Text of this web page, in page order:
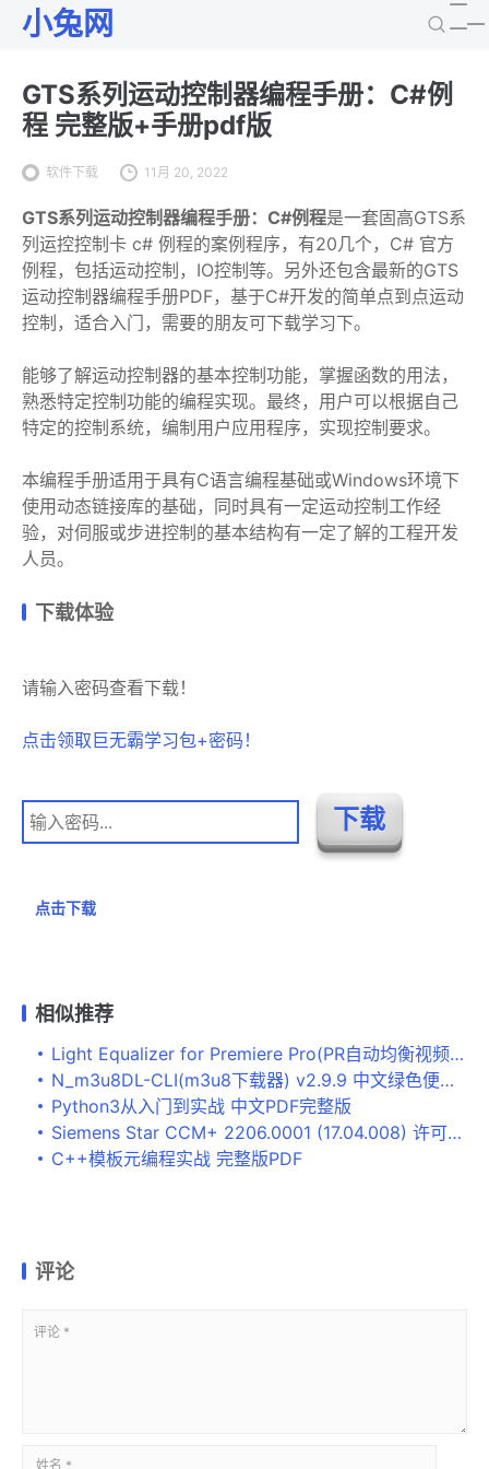
小兔网
GTS系列运动控制器编程手册：C#例
程 完整版+手册pdf版
软件下载 11月 20, 2022
GTS系列运动控制器编程手册：C#例程是一套固高GTS系
列运控控制卡 c# 例程的案例程序，有20几个，C# 官方
例程，包括运动控制，IO控制等。另外还包含最新的GTS
运动控制器编程手册PDF，基于C#开发的简单点到点运动
控制，适合入门，需要的朋友可下载学习下。
能够了解运动控制器的基本控制功能，掌握函数的用法，
熟悉特定控制功能的编程实现。最终，用户可以根据自己
特定的控制系统，编制用户应用程序，实现控制要求。
本编程手册适用于具有C语言编程基础或Windows环境下
使用动态链接库的基础，同时具有一定运动控制工作经
验，对伺服或步进控制的基本结构有一定了解的工程开发
人员。
下载体验
请输入密码查看下载！
点击领取巨无霸学习包+密码！
点击下载
相似推荐
Light Equalizer for Premiere Pro(PR自动均衡视频白平衡亮度插件) v1.0.2 免费激活版
N_m3u8DL-CLI(m3u8下载器) v2.9.9 中文绿色便携版
Python3从入门到实战 中文PDF完整版
Siemens Star CCM+ 2206.0001 (17.04.008) 许可授权激活版 Linux64
C++模板元编程实战 完整版PDF
评论